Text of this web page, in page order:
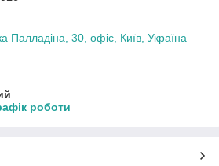
Палладіна, 30, офіс, Київ, Україна
роботи